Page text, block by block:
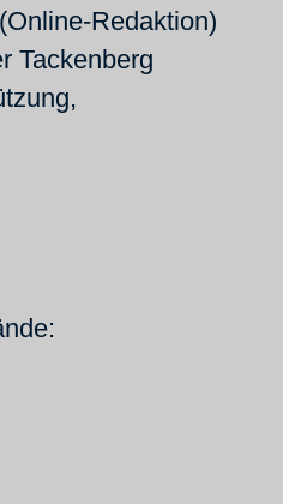
Redaktion)
Tackenberg